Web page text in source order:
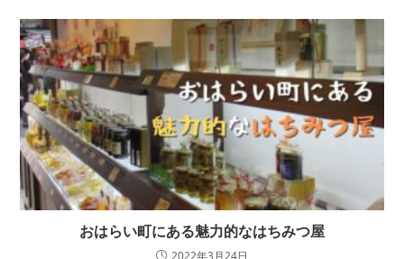
おはらい町にある魅力的なはちみつ屋
2022年3月24日